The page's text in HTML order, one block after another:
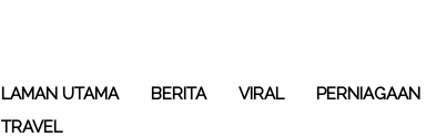
LAMAN UTAMA BERITA VIRAL PERNIAGAAN
TRAVEL